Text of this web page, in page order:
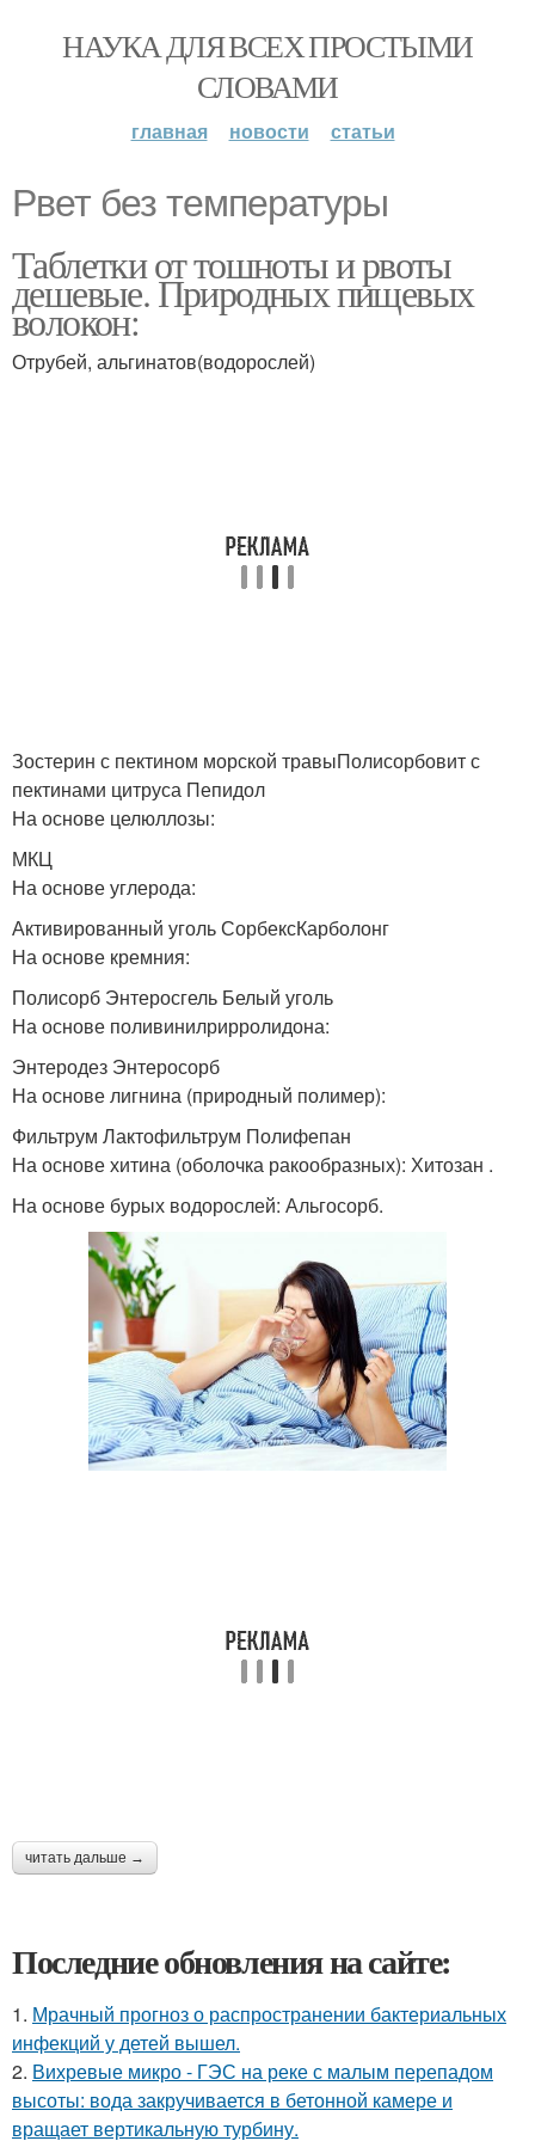
НАУКА ДЛЯ ВСЕХ ПРОСТЫМИ
СЛОВАМИ
главная новости статьи
Рвет без температуры
Таблетки от тошноты и рвоты
дешевые. Природных пищевых
волокон:
Отрубей, альгинатов(водорослей)
Зостерин с пектином морской травыПолисорбовит с
пектинами цитруса Пепидол
На основе целюллозы:
МКЦ
На основе углерода:
Активированный уголь СорбексКарболонг
На основе кремния:
Полисорб Энтеросгель Белый уголь
На основе поливинилрирролидона:
Энтеродез Энтеросорб
На основе лигнина (природный полимер):
Фильтрум Лактофильтрум Полифепан
На основе хитина (оболочка ракообразных): Хитозан .
На основе бурых водорослей: Альгосорб.
читать дальше →
Последние обновления на сайте:
1. Мрачный прогноз о распространении бактериальных
инфекций у детей вышел.
2. Вихревые микро - ГЭС на реке с малым перепадом
высоты: вода закручивается в бетонной камере и
вращает вертикальную турбину.